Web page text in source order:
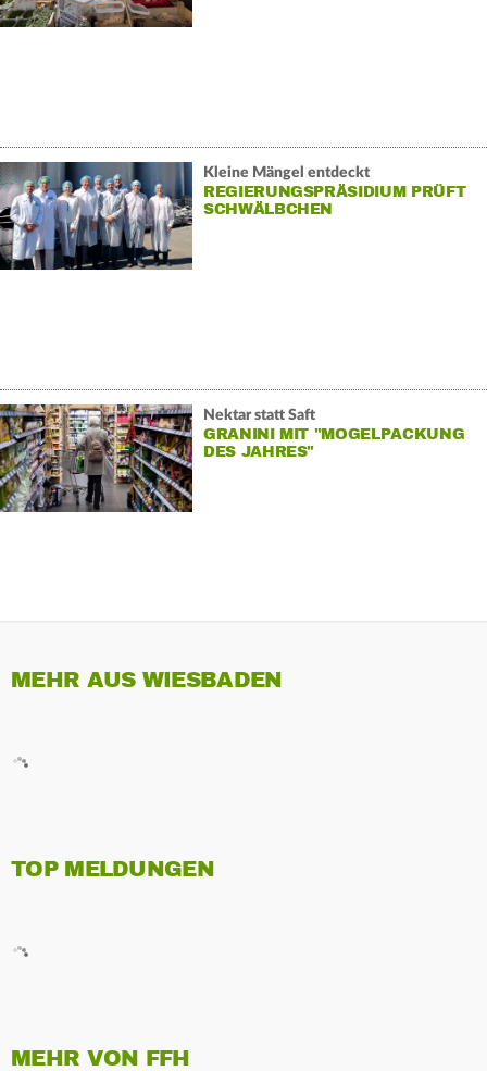
Kleine Mängel entdeckt
REGIERUNGSPRÄSIDIUM PRÜFT
SCHWÄLBCHEN
Nektar statt Saft
GRANINI MIT "MOGELPACKUNG
DES JAHRES"
MEHR AUS WIESBADEN
TOP MELDUNGEN
MEHR VON FFH